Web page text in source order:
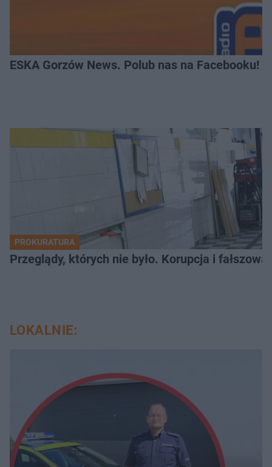
ESKA Gorzów News. Polub nas na Facebooku!
PROKURATURA
Przeglądy, których nie było. Korupcja i
LOKALNIE: